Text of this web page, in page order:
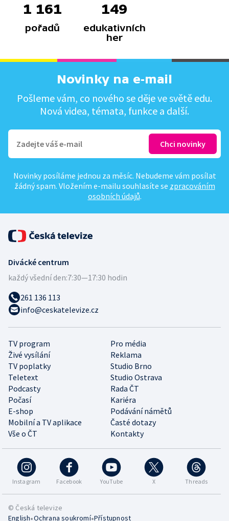
1 161
pořadů
149
edukativních
her
Novinky na e-mail
Pošleme vám, co nového se děje ve světě edu.
Nová videa, témata, funkce a další.
Novinky posíláme jednou za měsíc. Nebudeme vám posílat
žádný spam. Vložením e-mailu souhlasíte se zpracováním
osobních údajů.